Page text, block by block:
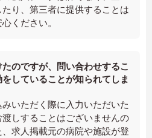
り、第三者に提供することは
ください。
のですが、問い合わせするこ
していることが知られてしま
いただく際に入力いただいた
しすることはございませんの
求人掲載元の病院や施設が登